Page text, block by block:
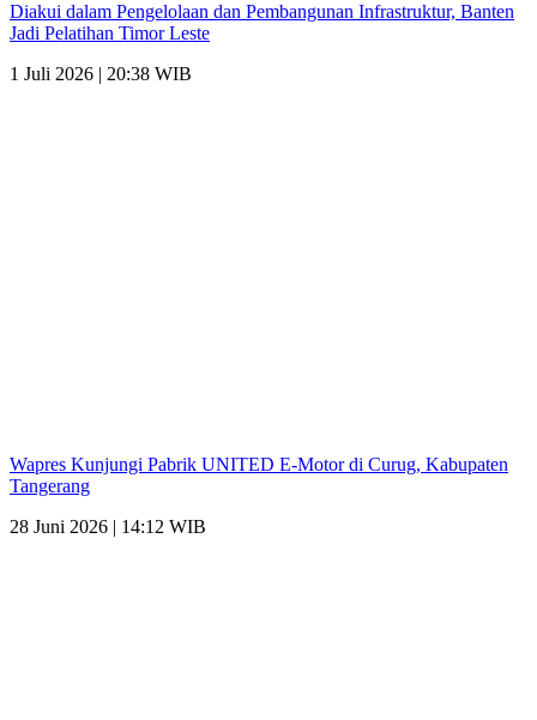
Diakui dalam Pengelolaan dan Pembangunan Infrastruktur, Banten
Jadi Pelatihan Timor Leste
1 Juli 2026 | 20:38 WIB
Wapres Kunjungi Pabrik UNITED E-Motor di Curug, Kabupaten
Tangerang
28 Juni 2026 | 14:12 WIB